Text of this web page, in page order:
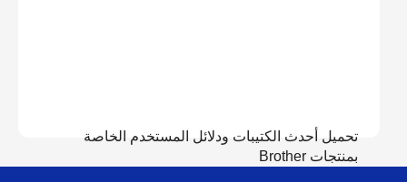
تحميل أحدث الكتيبات ودلائل المستخدم الخاصة
بمنتجات Brother